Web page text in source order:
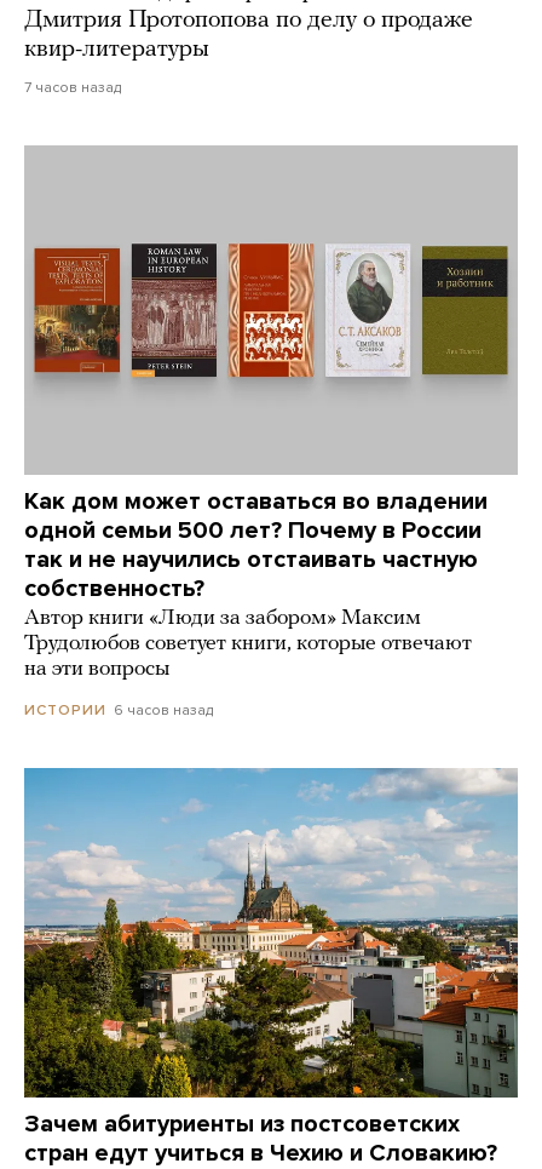
Дмитрия Протопопова по делу о продаже
квир-литературы
7 часов назад
Как дом может оставаться во владении
одной семьи 500 лет? Почему в России
так и не научились отстаивать частную
собственность?
Автор книги «Люди за забором» Максим
Трудолюбов советует книги, которые отвечают
на эти вопросы
ИСТОРИИ 6 часов назад
Зачем абитуриенты из постсоветских
стран едут учиться в Чехию и Словакию?